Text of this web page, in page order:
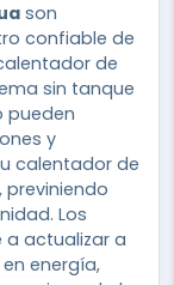
son
confiable de
de
sin tanque
pueden
y
calentador de
Los
actualizar a
energía,